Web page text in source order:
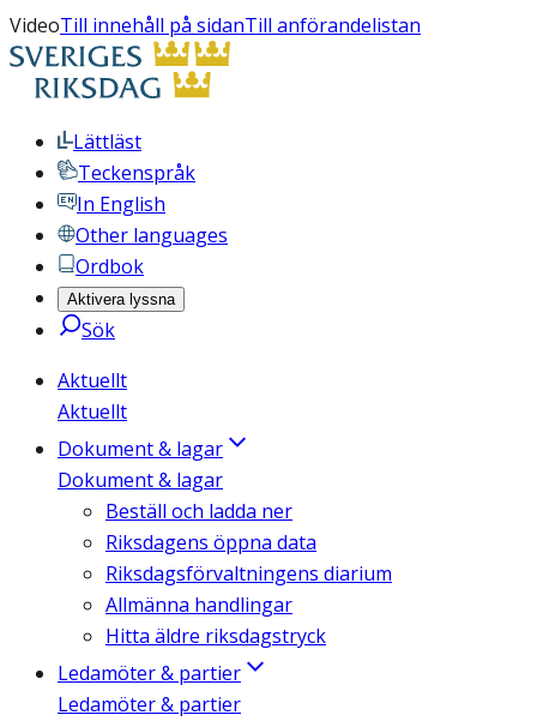
VideoTill innehåll på sidanTill anförandelistan
Lättläst
Teckenspråk
In English
Other languages
Ordbok
Aktivera lyssna
Sök
Aktuellt
Aktuellt
Dokument & lagar
Dokument & lagar
Beställ och ladda ner
Riksdagens öppna data
Riksdagsförvaltningens diarium
Allmänna handlingar
Hitta äldre riksdagstryck
Ledamöter & partier
Ledamöter & partier